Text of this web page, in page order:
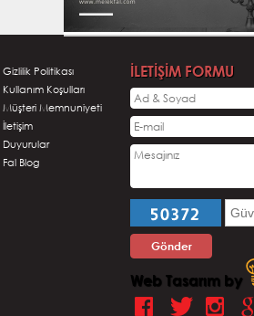
Zerrin T.
Ağzına eline sağlık nice fallara
:)
Gizemli Mehmet
Gizlilik Politikası
Kullanım Koşulları
Müşteri Memnuniyeti
İletişim
Duyurular
Fal Blog
İLETİŞİM FORMU
Web Tasarım by